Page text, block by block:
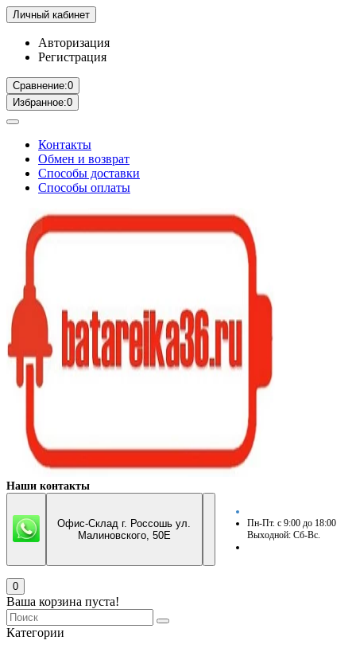
Личный кабинет
Авторизация
Регистрация
Сравнение:0
Избранное:0
Контакты
Обмен и возврат
Способы доставки
Способы оплаты
Наши контакты
Офис-Склад г. Россошь ул.
Малиновского, 50Е
Пн-Пт. с 9:00 до 18:00
Выходной: Сб-Вс.
0
Ваша корзина пуста!
Категории